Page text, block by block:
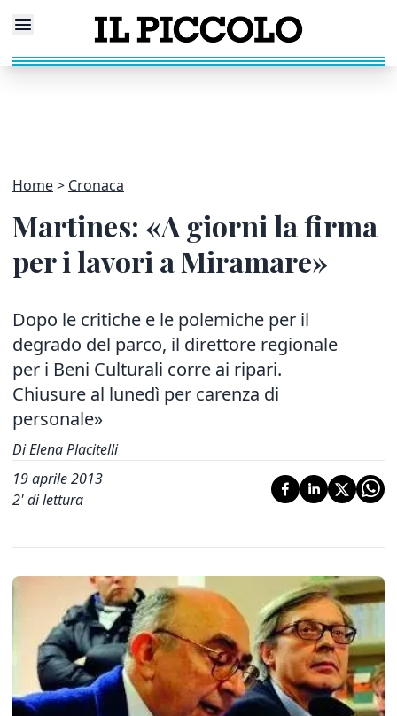
Home Cronaca
Martines: «A giorni la firma
per i lavori a Miramare»
Dopo le critiche e le polemiche per il
degrado del parco, il direttore regionale
per i Beni Culturali corre ai ripari.
Chiusure al lunedì per carenza di
personale»
Di Elena Placitelli
19 aprile 2013
2' di lettura